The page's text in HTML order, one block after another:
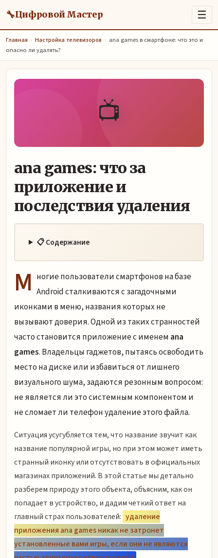
🔧Цифровой Мастер ☰
Главная › Настройка телевизоров › ana games в смартфоне: что это и
опасно ли удалять?
📺
ana games: что за
приложение и
последствия удаления
📋 Содержание
М ногие пользователи смартфонов на базе
Android сталкиваются с загадочными
иконками в меню, названия которых не
вызывают доверия. Одной из таких странностей
часто становится приложение с именем ana
games. Владельцы гаджетов, пытаясь освободить
место на диске или избавиться от лишнего
визуального шума, задаются резонным вопросом:
не является ли это системным компонентом и
не сломает ли телефон удаление этого файла.
Ситуация усугубляется тем, что название звучит как
название популярной игры, но при этом может иметь
странный иконку или отсутствовать в официальных
магазинах приложений. В этой статье мы детально
разберем природу этого объекта, объясним, как он
попадает в устройство, и дадим четкий ответ на
главный страх пользователей: удаление
приложения ana games никак не затронет
установленные вами игры, если они не являются